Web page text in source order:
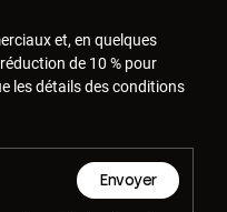
et, en quelques
de 10 % pour
les détails des conditions
Envoyer